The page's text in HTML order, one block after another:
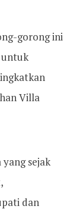
gorong ini
untuk
Villa
sejak
dan